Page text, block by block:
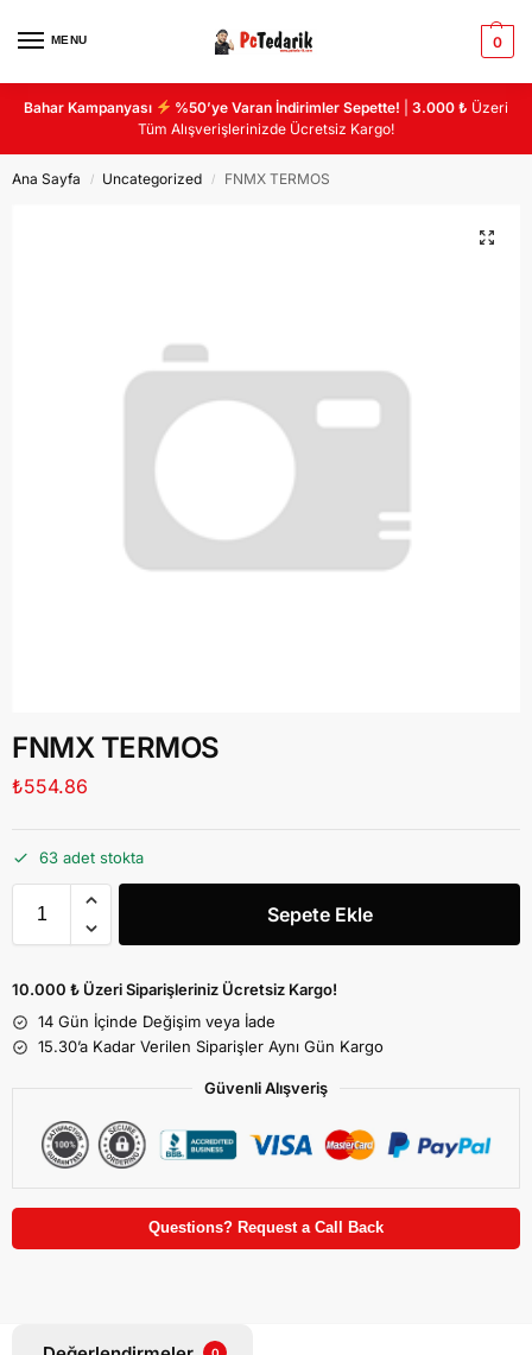
MENU 0
Bahar Kampanyası %50’ye Varan İndirimler Sepette! |3.000 ₺ Üzeri
Tüm Alışverişlerinizde Ücretsiz Kargo!
Ana Sayfa / Uncategorized / FNMX TERMOS
FNMX TERMOS
₺554.86
63 adet stokta
Sepete Ekle
10.000 ₺ Üzeri Siparişleriniz Ücretsiz Kargo!
14 Gün İçinde Değişim veya İade
15.30’a Kadar Verilen Siparişler Aynı Gün Kargo
Güvenli Alışveriş
Questions? Request a Call Back